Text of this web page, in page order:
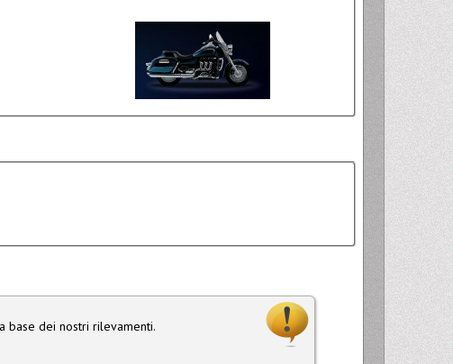
base dei nostri rilevamenti.